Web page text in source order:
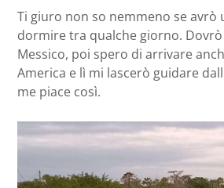
Ti giuro non so nemmeno se
dormire tra qualche giorno.
Messico, poi spero di arrivare
America e lì mi lascerò guidare
me piace così.